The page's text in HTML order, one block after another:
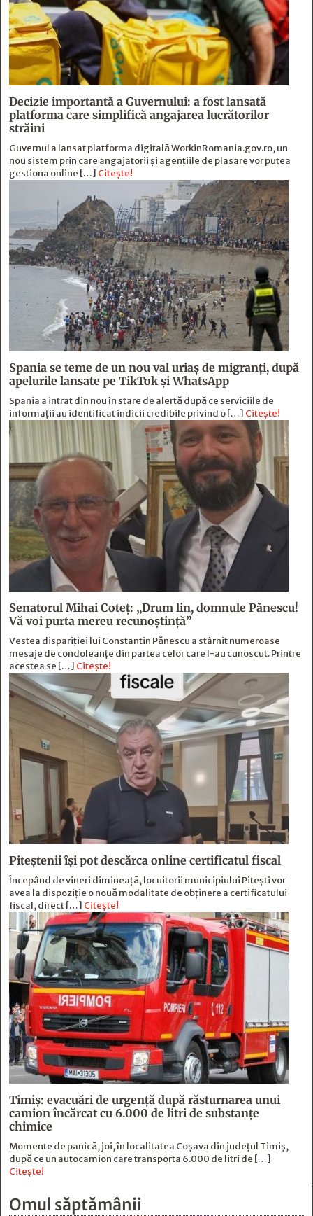
Decizie importantă a Guvernului: a fost lansată
platforma care simplifică angajarea lucrătorilor
străini
Guvernul a lansat platforma digitală WorkinRomania.gov.ro, un
nou sistem prin care angajatorii și agențiile de plasare vor putea
gestiona online […] Citește!
Spania se teme de un nou val uriaș de migranți, după
apelurile lansate pe TikTok și WhatsApp
Spania a intrat din nou în stare de alertă după ce serviciile de
informații au identificat indicii credibile privind o […] Citește!
Senatorul Mihai Coteț: „Drum lin, domnule Pănescu!
Vă voi purta mereu recunoștință”
Vestea dispariției lui Constantin Pănescu a stârnit numeroase
mesaje de condoleanțe din partea celor care l-au cunoscut. Printre
acestea se […] Citește!
Piteștenii își pot descărca online certificatul fiscal
Începând de vineri dimineață, locuitorii municipiului Pitești vor
avea la dispoziție o nouă modalitate de obținere a certificatului
fiscal, direct […] Citește!
Timiș: evacuări de urgență după răsturnarea unui
camion încărcat cu 6.000 de litri de substanțe
chimice
Momente de panică, joi, în localitatea Coșava din județul Timiș,
după ce un autocamion care transporta 6.000 de litri de […]
Citește!
Omul săptămânii